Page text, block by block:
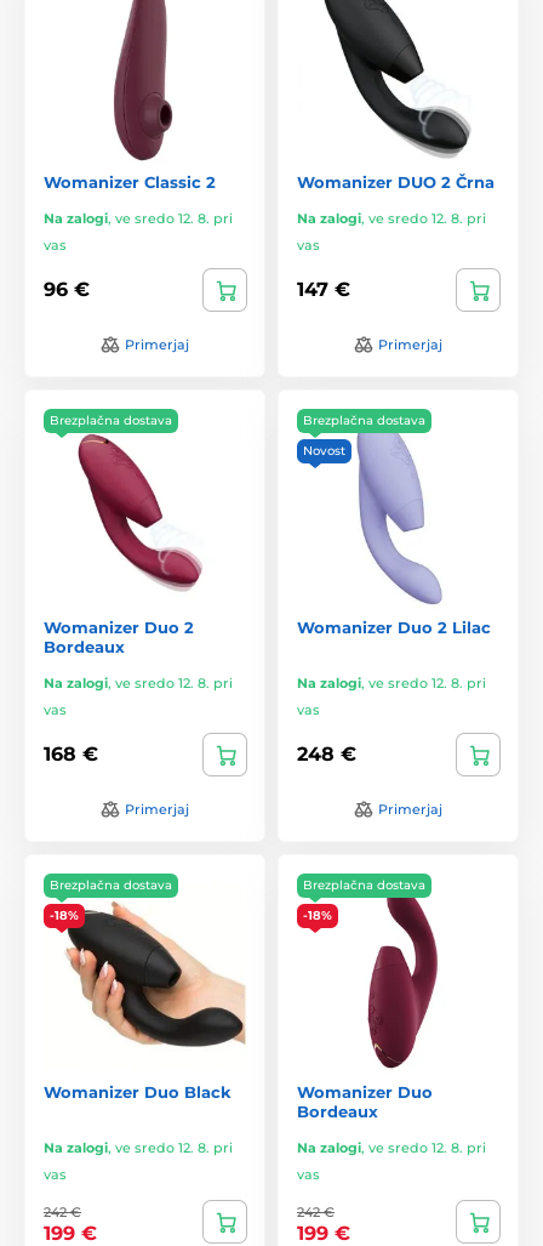
Womanizer Classic 2
Na zalogi, ve sredo 12. 8. pri
vas
96 €
Primerjaj
Womanizer DUO 2 Črna
Na zalogi, ve sredo 12. 8. pri
vas
147 €
Primerjaj
Brezplačna dostava
Womanizer Duo 2
Bordeaux
Na zalogi, ve sredo 12. 8. pri
vas
168 €
Primerjaj
Brezplačna dostava
Novost
Womanizer Duo 2 Lilac
Na zalogi, ve sredo 12. 8. pri
vas
248 €
Primerjaj
Brezplačna dostava
-18%
Womanizer Duo Black
Na zalogi, ve sredo 12. 8. pri
vas
242 €
199 €
Brezplačna dostava
-18%
Womanizer Duo
Bordeaux
Na zalogi, ve sredo 12. 8. pri
vas
242 €
199 €